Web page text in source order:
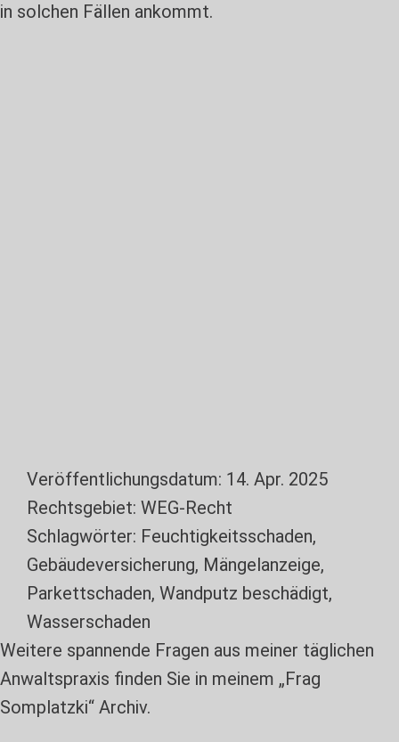
in solchen Fällen ankommt.
Veröffentlichungsdatum: 14. Apr. 2025
Rechtsgebiet: WEG-Recht
Schlagwörter: Feuchtigkeitsschaden,
Gebäudeversicherung, Mängelanzeige,
Parkettschaden, Wandputz beschädigt,
Wasserschaden
Weitere spannende Fragen aus meiner täglichen
Anwaltspraxis finden Sie in meinem „Frag
Somplatzki“ Archiv.